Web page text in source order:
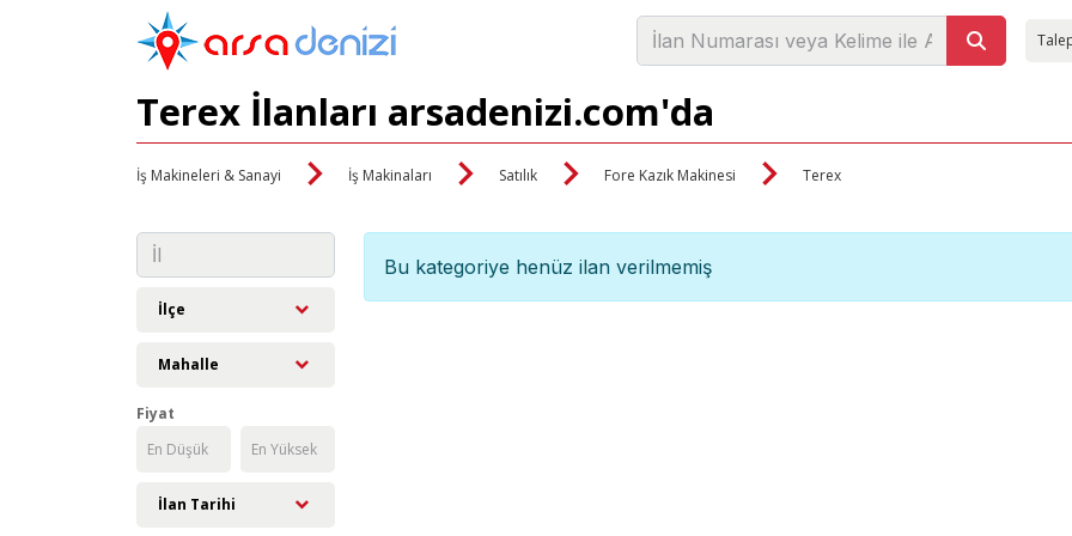
Terex İlanları arsadenizi.com'da
İş Makineleri & Sanayi İş Makinaları Satılık Fore Kazık Makinesi Terex
İlçe
Mahalle
Fiyat
İlan Tarihi
Bu kategoriye henüz ilan verilmemiş